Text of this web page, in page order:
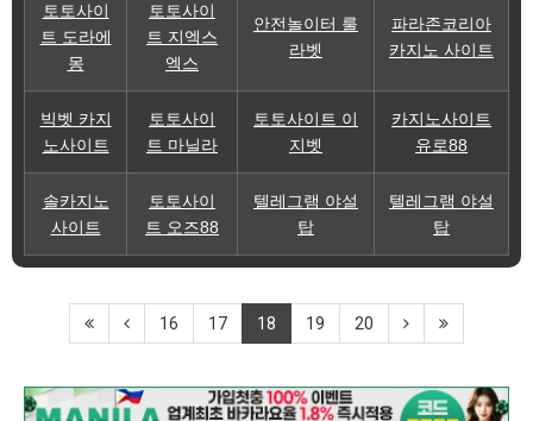
토토사이
트 도라에
몽
토토사이
트 지엑스
엑스
안전놀이터 룰
라벳
파라존코리아
카지노 사이트
빅벳 카지
노사이트
토토사이
트 마닐라
토토사이트 이
지벳
카지노사이트
유로88
솔카지노
사이트
토토사이
트 오즈88
텔레그램 야설
탑
텔레그램 야설
탑
16 17 18 19 20